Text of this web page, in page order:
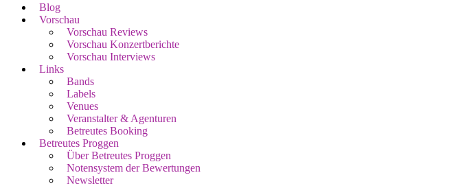
Blog
Vorschau
Vorschau Reviews
Vorschau Konzertberichte
Vorschau Interviews
Links
Bands
Labels
Venues
Veranstalter & Agenturen
Betreutes Booking
Betreutes Proggen
Über Betreutes Proggen
Notensystem der Bewertungen
Newsletter